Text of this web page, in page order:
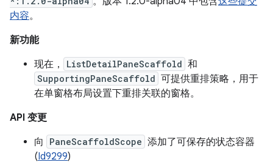
内容。
新功能
现在，
ListDetailPaneScaffold 和
SupportingPaneScaffold 可提供重排策略，用于
在单窗格布局设置下重排关联的窗格。
API 变更
向
PaneScaffoldScope 添加了可保存的状态容器
(Id9299)